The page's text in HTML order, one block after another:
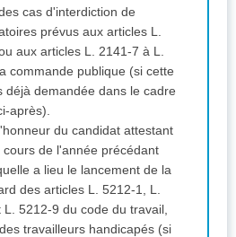
cas d'interdiction de
prévus aux articles L.
aux articles L. 2141-7 à L.
commande publique (si cette
déjà demandée dans le cadre
après).
du candidat attestant
de l'année précédant
a lieu le lancement de la
des articles L. 5212-1, L.
5212-9 du code du travail,
travailleurs handicapés (si